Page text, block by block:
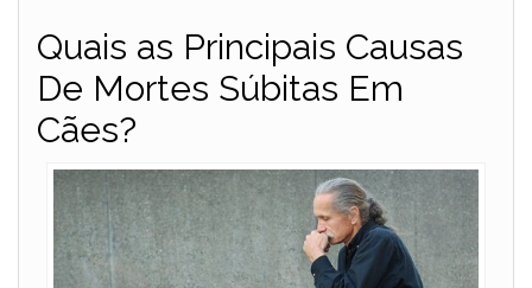
Quais as Principais Causas
De Mortes Súbitas Em
Cães?